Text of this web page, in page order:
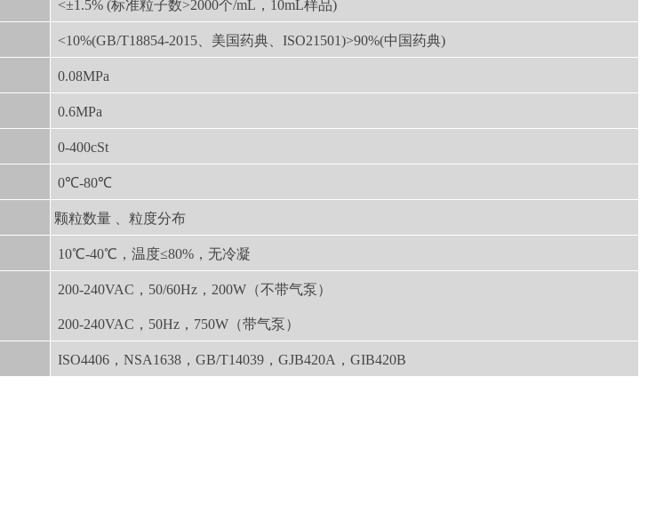
<±1.5% (标准粒子数>2000个/mL，10mL样品)
<10%(GB/T18854-2015、美国药典、ISO21501)>90%(中国药典)
0.08MPa
0.6MPa
0-400cSt
0℃-80℃
颗粒数量 、粒度分布
10℃-40℃，温度≤80%，无冷凝
200-240VAC，50/60Hz，200W（不带气泵）
200-240VAC，50Hz，750W（带气泵）
ISO4406，NSA1638，GB/T14039，GJB420A，GIB420B